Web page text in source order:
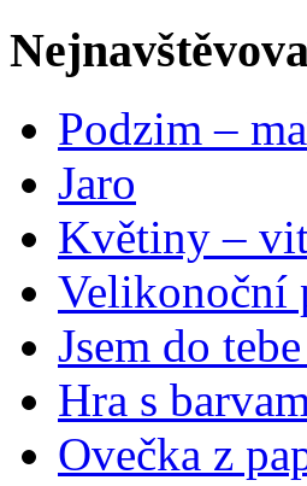
Podzim –
Jaro
Květiny –
Velikonoční
Jsem do
Hra s
Ovečka z